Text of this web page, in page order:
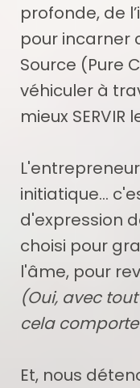
profonde, de
pour incarner
Source (Pure
véhiculer à
mieux
initiatique...
d'expression
choisi pour
l'âme, pour
(Oui, avec
cela
Et, nous